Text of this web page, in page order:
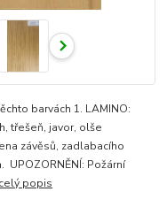
barvách 1. LAMINO:
třešeň, javor, olše
závěsů, zadlabacího
UPOZORNĚNÍ: Požární
celý popis